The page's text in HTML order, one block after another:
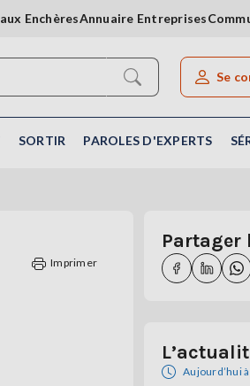
EnchèresAnnuaire Entreprises
Rechercher un
Se
SORTIR PAROLES D'EXPERTS
Imprimer
Partager
Aujourd’hui